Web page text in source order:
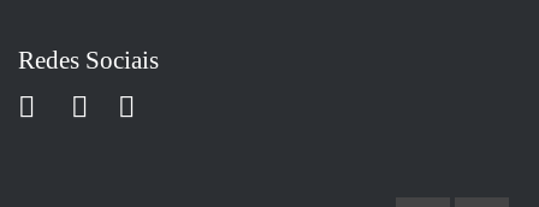
Redes Sociais